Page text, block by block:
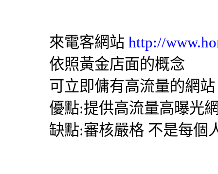
來電客網站 http://
依照黃金店面的概念
可立即傭有高流量的網站
優點:提供高流量高曝光
缺點:審核嚴格 不是每個